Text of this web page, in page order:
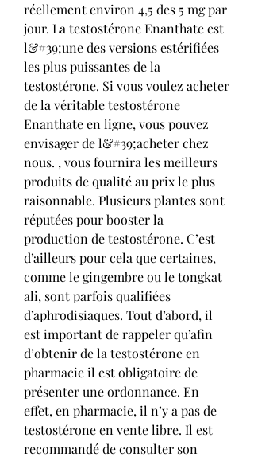
réellement environ 4,5 des 5 mg par
jour. La testostérone Enanthate est
l&#39;une des versions estérifiées
les plus puissantes de la
testostérone. Si vous voulez acheter
de la véritable testostérone
Enanthate en ligne, vous pouvez
envisager de l&#39;acheter chez
nous. , vous fournira les meilleurs
produits de qualité au prix le plus
raisonnable. Plusieurs plantes sont
réputées pour booster la
production de testostérone. C’est
d’ailleurs pour cela que certaines,
comme le gingembre ou le tongkat
ali, sont parfois qualifiées
d’aphrodisiaques. Tout d’abord, il
est important de rappeler qu’afin
d’obtenir de la testostérone en
pharmacie il est obligatoire de
présenter une ordonnance. En
effet, en pharmacie, il n’y a pas de
testostérone en vente libre. Il est
recommandé de consulter son